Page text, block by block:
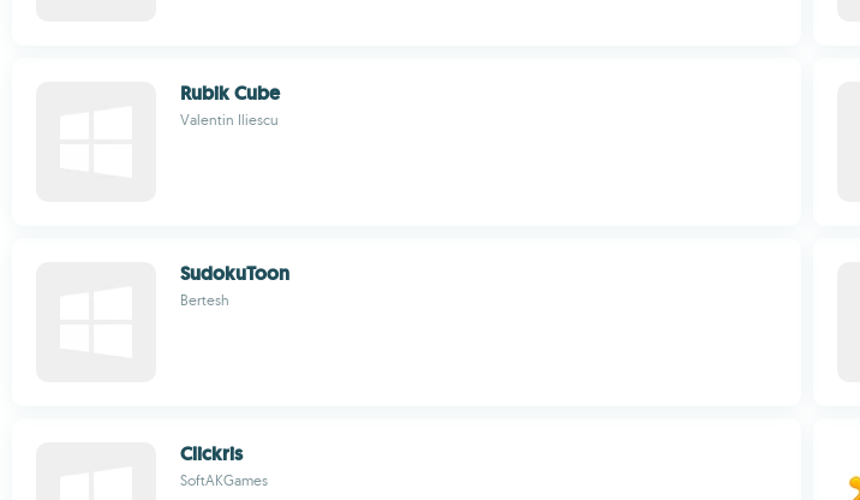
Rubik Cube
Valentin Iliescu
SudokuToon
Bertesh
Clickris
SoftAKGames